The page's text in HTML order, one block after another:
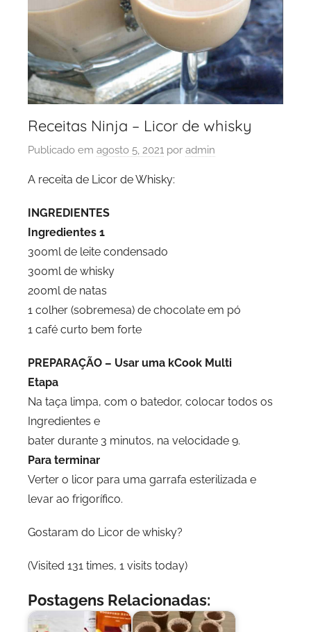
Receitas Ninja – Licor de whisky
Publicado em agosto 5, 2021 por admin
A receita de Licor de Whisky:
INGREDIENTES
Ingredientes 1
300ml de leite condensado
300ml de whisky
200ml de natas
1 colher (sobremesa) de chocolate em pó
1 café curto bem forte
PREPARAÇÃO – Usar uma kCook Multi
Etapa
Na taça limpa, com o batedor, colocar todos os
Ingredientes e
bater durante 3 minutos, na velocidade 9.
Para terminar
Verter o licor para uma garrafa esterilizada e
levar ao frigorífico.
Gostaram do Licor de whisky?
(Visited 131 times, 1 visits today)
Postagens Relacionadas: